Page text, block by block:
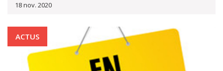
18 nov. 2020
ACTUS